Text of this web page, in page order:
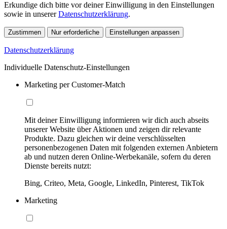
Erkundige dich bitte vor deiner Einwilligung in den Einstellungen
sowie in unsererDatenschutzerklärung.
Zustimmen Nur erforderliche Einstellungen anpassen
Datenschutzerklärung
Individuelle Datenschutz-Einstellungen
Marketing per Customer-Match
Mit deiner Einwilligung informieren wir dich auch abseits
unserer Website über Aktionen und zeigen dir relevante
Produkte. Dazu gleichen wir deine verschlüsselten
personenbezogenen Daten mit folgenden externen Anbietern
ab und nutzen deren Online-Werbekanäle, sofern du deren
Dienste bereits nutzt:
Bing, Criteo, Meta, Google, LinkedIn, Pinterest, TikTok
Marketing